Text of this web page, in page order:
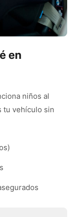
en
niños al
tu vehículo sin